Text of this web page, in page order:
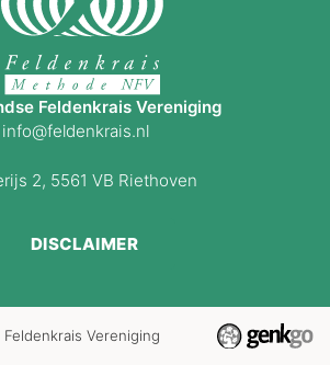
Feldenkrais Vereniging
info@feldenkrais.nl
2, 5561 VB Riethoven
DISCLAIMER
Vereniging